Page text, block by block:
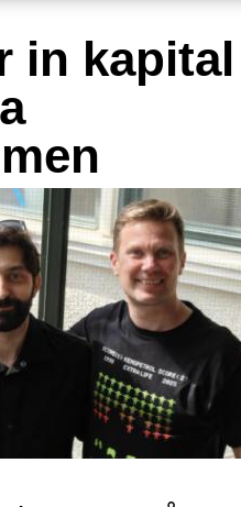
in kapital